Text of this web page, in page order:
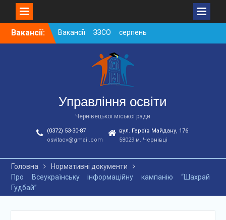
SkipВакансії:
Вакансії ЗЗСО серпень
2026
Вакансії ЗЗСО червень
Вакансії у ЗДО та
дошкільних підрозділах
ЗЗСО станом на
01.08.2026 р.
Управління освіти
Чернівецької міської ради
(0372) 53-30-87
osvitacv@gmail.com
вул. Героїв Майдану, 176
58029 м. Чернівці
Головна
Нормативні документи
Про Всеукраїнську інформаційну кампанію “Шахрай
Гудбай”